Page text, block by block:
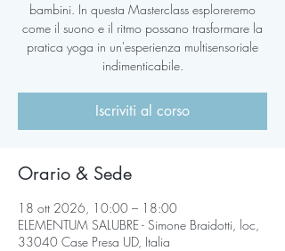
bambini. In questa Masterclass esploreremo
come il suono e il ritmo possano trasformare la
pratica yoga in un'esperienza multisensoriale
indimenticabile.
Iscriviti al corso
Orario & Sede
18 ott 2026, 10:00 – 18:00
ELEMENTUM SALUBRE - Simone Braidotti, loc,
33040 Case Presa UD, Italia